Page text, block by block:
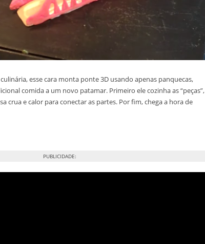
esse cara monta ponte 3D usando apenas panquecas,
comida a um novo patamar. Primeiro ele cozinha as “peças”,
crua e calor para conectar as partes. Por fim, chega a hora de
PUBLICIDADE: